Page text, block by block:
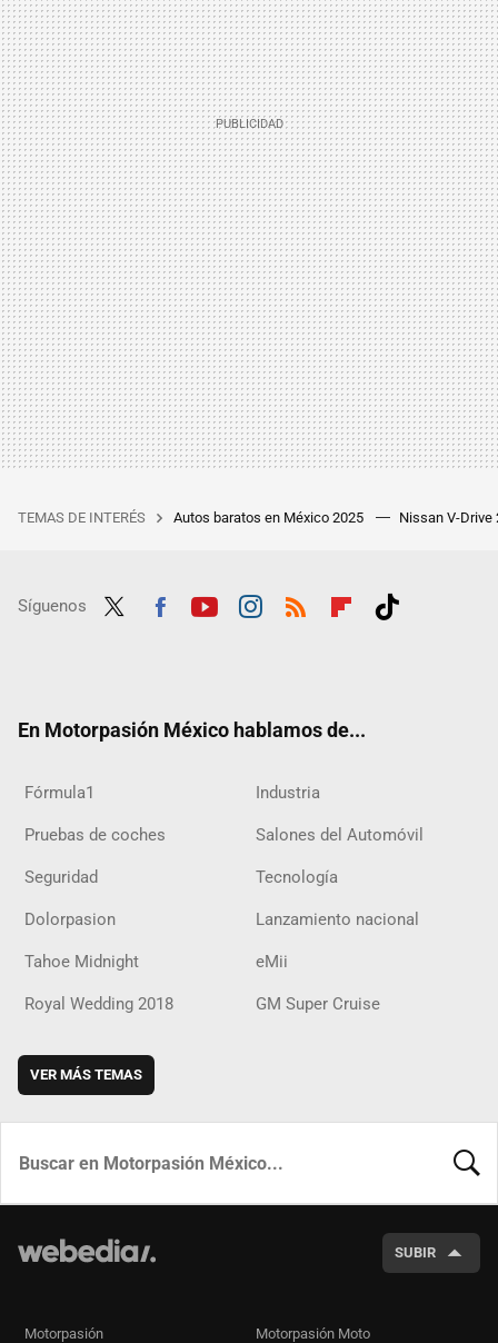
TEMAS DE INTERÉS Autos baratos en México 2025 Nissan V-Drive
Síguenos
En Motorpasión México hablamos de...
Fórmula1 Industria
Pruebas de coches Salones del Automóvil
Seguridad Tecnología
Dolorpasion Lanzamiento nacional
Tahoe Midnight eMii
Royal Wedding 2018 GM Super Cruise
VER MÁS TEMAS
SUBIR
Motorpasión Motorpasión Moto